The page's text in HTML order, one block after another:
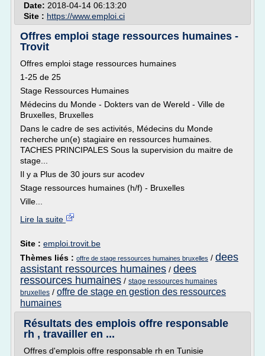
Date: 2018-04-14 06:13:20
Site : https://www.emploi.ci
Offres emploi stage ressources humaines -
Trovit
Offres emploi stage ressources humaines
1-25 de 25
Stage Ressources Humaines
Médecins du Monde - Dokters van de Wereld - Ville de
Bruxelles, Bruxelles
Dans le cadre de ses activités, Médecins du Monde
recherche un(e) stagiaire en ressources humaines.
TACHES PRINCIPALES Sous la supervision du maitre de
stage...
Il y a Plus de 30 jours sur acodev
Stage ressources humaines (h/f) - Bruxelles
Ville...
Lire la suite
Site : emploi.trovit.be
Thèmes liés : offre de stage ressources humaines bruxelles / dees
assistant ressources humaines / dees
ressources humaines / stage ressources humaines
bruxelles / offre de stage en gestion des ressources
humaines
Résultats des emplois offre responsable
rh , travailler en ...
Offres d'emplois offre responsable rh en Tunisie